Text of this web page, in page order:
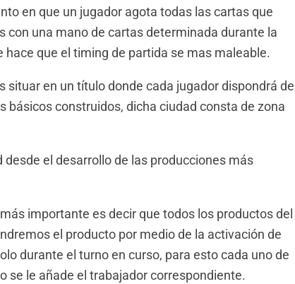
en que un jugador agota todas las cartas que
con una mano de cartas determinada durante la
que el timing de partida se mas maleable.
situar en un título donde cada jugador dispondrá de
básicos construidos, dicha ciudad consta de zona
el desarrollo de las producciones más
importante es decir que todos los productos del
el producto por medio de la activación de
durante el turno en curso, para esto cada uno de
se le añade el trabajador correspondiente.